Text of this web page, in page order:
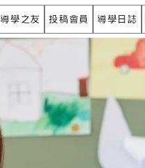
導學之友 投稿會員 導學日誌